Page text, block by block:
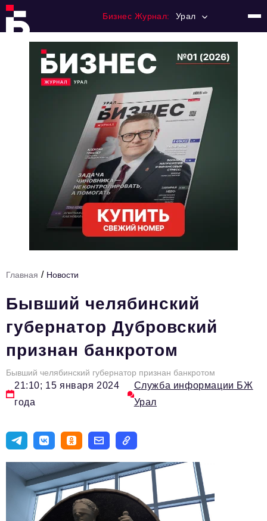
Бизнес Журнал: Урал
Тема номера
Технологии и тренды
Ниши и рынки
Цитаты
Туризм
Новости
ИННОПРОМ
Топ-100 влиятельных людей Свердловской области
Авторские материалы
Главная / Новости
Бывший челябинский
губернатор Дубровский
признан банкротом
Бывший челябинский губернатор признан банкротом
21:10; 15 января 2024
года
Служба информации БЖ
Урал